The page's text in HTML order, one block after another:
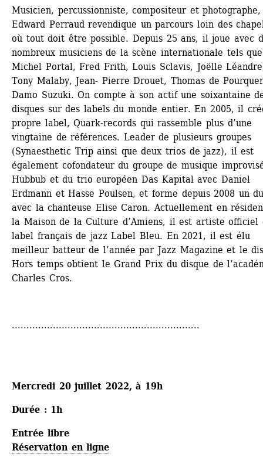
Musicien, percussionniste, compositeur et photographe,
Edward Perraud revendique un parcours loin des
où tout doit être possible. Depuis 25 ans, il joue avec
nombreux musiciens de la scène internationale tels que
Michel Portal, Fred Frith, Louis Sclavis, Joëlle
Tony Malaby, Jean- Pierre Drouet, Thomas de
Damo Suzuki. On compte à son actif une soixantaine
disques sur des labels du monde entier. En 2005, il
propre label, Quark-records qui rassemble plus d’une
vingtaine de références. Leader de plusieurs groupes
(Synaesthetic Trip ainsi que deux trios de jazz), il est
également cofondateur du groupe de musique
Hubbub et du trio européen Das Kapital avec Daniel
Erdmann et Hasse Poulsen, et forme depuis 2008 un
avec la chanteuse Elise Caron. Actuellement en
la Maison de la Culture d’Amiens, il est artiste officiel
label français de jazz Label Bleu. En 2021, il est élu
meilleur batteur de l’année par Jazz Magazine et le
Hors temps obtient le Grand Prix du disque de
Charles Cros.
................................................................
Mercredi 20 juillet 2022, à 19h
Durée : 1h
Entrée libre
Réservation en ligne